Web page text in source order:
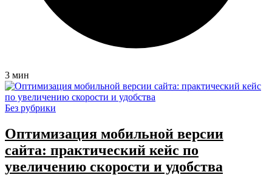
3 мин
Без рубрики
Оптимизация мобильной версии
сайта: практический кейс по
увеличению скорости и удобства